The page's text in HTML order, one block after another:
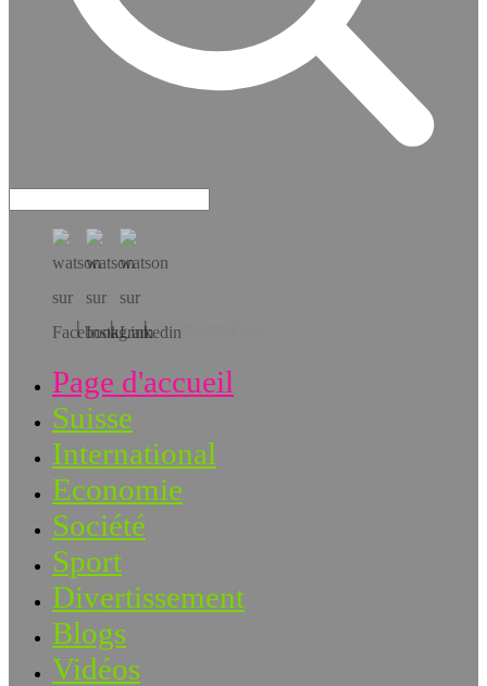
Téléchargez l’app!
Page d'accueil
Suisse
International
Economie
Société
Sport
Divertissement
Blogs
Vidéos